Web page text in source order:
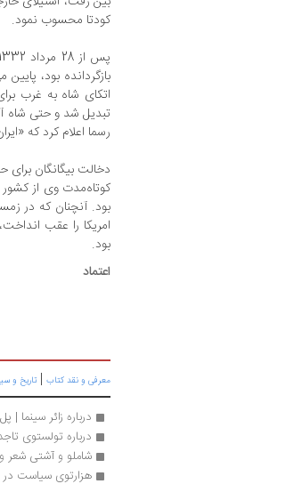
کودتا محسوب نمود.
بازگردانده بود،
اتکای شاه به غرب
رسما اعلام کرد که
دخالت بیگانگان
کوتاه‌مدت وی از
امریکا را عقب
بود.
اعتماد
معرفی و نقد کتاب | تاریخ و
درباره زائر سینما |
درباره تولستوی
شاملو و آشتی شعر